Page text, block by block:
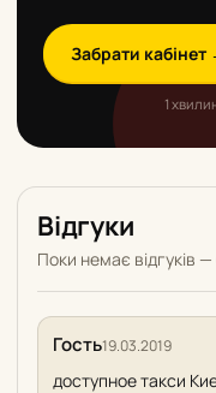
Забрати кабінет
1
Відгуки
Поки немає відгуків
Гость19.03.2019
доступное такси